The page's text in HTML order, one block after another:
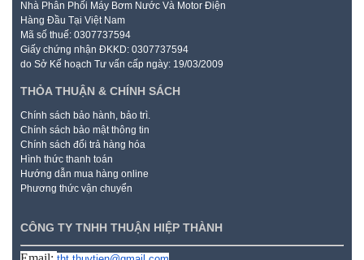
Nhà Phân Phối Máy Bơm Nước Và Motor Điện
Hàng Đầu Tại Việt Nam
Mã số thuế: 0307737594
Giấy chứng nhận ĐKKD: 0307737594
do Sở Kế hoạch Tư vấn cấp ngày: 19/03/2009
THỎA THUẬN & CHÍNH SÁCH
Chính sách bảo hành, bảo trì.
Chính sách bảo mật thông tin
Chính sách đổi trả hàng hóa
Hình thức thanh toán
Hướng dẫn mua hàng online
Phương thức vận chuyển
CÔNG TY TNHH THUẬN HIỆP THÀNH